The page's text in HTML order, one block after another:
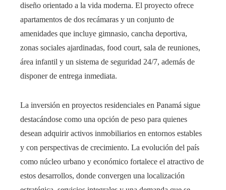
diseño orientado a la vida moderna. El proyecto ofrece
apartamentos de dos recámaras y un conjunto de
amenidades que incluye gimnasio, cancha deportiva,
zonas sociales ajardinadas, food court, sala de reuniones,
área infantil y un sistema de seguridad 24/7, además de
disponer de entrega inmediata.
La inversión en proyectos residenciales en Panamá sigue
destacándose como una opción de peso para quienes
desean adquirir activos inmobiliarios en entornos estables
y con perspectivas de crecimiento. La evolución del país
como núcleo urbano y económico fortalece el atractivo de
estos desarrollos, donde convergen una localización